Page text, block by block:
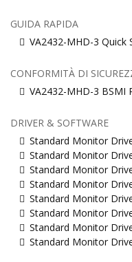
GUIDA RAPIDA
VA2432-MHD-3 Quick
CONFORMITÀ DI
VA2432-MHD-3 BSMI
DRIVER & SOFTWARE
Standard Monitor
Standard Monitor
Standard Monitor
Standard Monitor
Standard Monitor
Standard Monitor
Standard Monitor
Standard Monitor